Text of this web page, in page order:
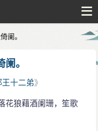
阑。
。
王十二弟》
花狼藉酒阑珊，笙歌